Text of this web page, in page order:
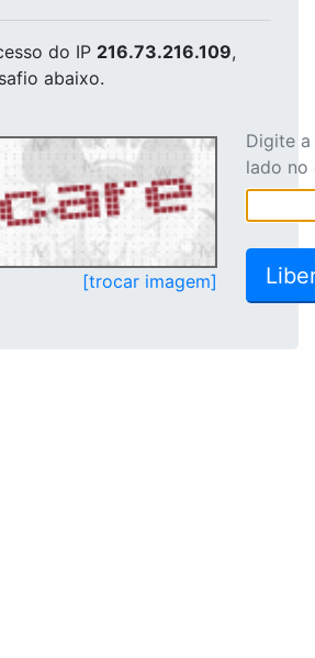
do IP 216.73.216.109,
abaixo.
[trocar imagem]
Digite
lado no